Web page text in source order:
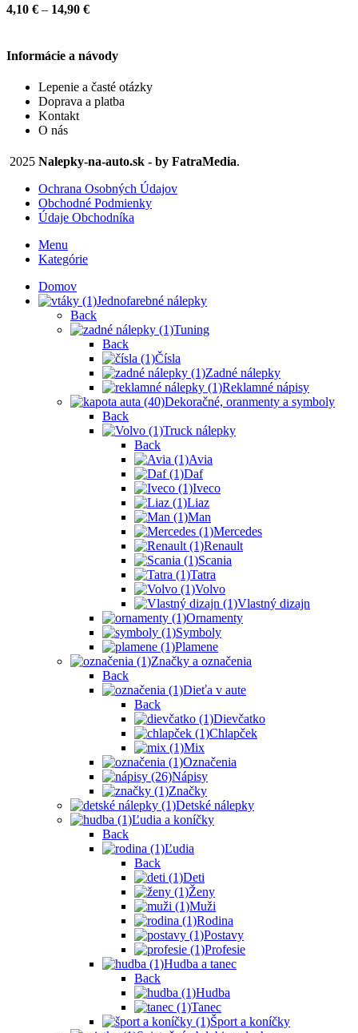
variantov.
vybrať
stránke
produktu.
4,10 € – 14,90 €Price
through
14,90 €
Informácie a návody
Lepenie a časté otázky
Doprava a platba
Kontakt
O nás
2025 Nalepky-na-auto.sk - by FatraMedia.
Ochrana Osobných Údajov
Obchodné Podmienky
Údaje Obchodníka
Menu
Kategórie
Domov
Jednofarebné nálepky
Back
Tuning
Back
Čísla
Zadné nálepky
Reklamné nápisy
Dekoračné, oranmenty a symboly
Back
Truck nálepky
Back
Avia
Daf
Iveco
Liaz
Man
Mercedes
Renault
Scania
Tatra
Volvo
Vlastný dizajn
Ornamenty
Symboly
Plamene
Značky a označenia
Back
Dieťa v aute
Back
Dievčatko
Chlapček
Mix
Označenia
Nápisy
Značky
Detské nálepky
Ľudia a koníčky
Back
Ľudia
Back
Deti
Ženy
Muži
Rodina
Postavy
Profesie
Hudba a tanec
Back
Hudba
Tanec
Šport a koníčky